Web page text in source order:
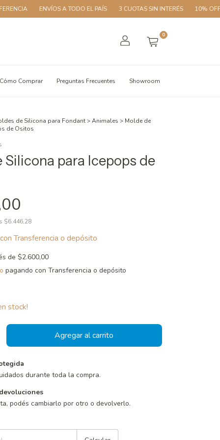
ENVÍOS A TODO EL PAÍS 3 CUOTAS SIN INTERÉS 10% OFF CON
0
Cómo Comprar Preguntas Frecuentes Showroom
de Silicona para Fondant > Animales > Molde de
de Ositos
Silicona para Icepops de
$6.446,28
con Transferencia o depósito
de $2.600,00
pagando con Transferencia o depósito
stock!
durante toda la compra.
podés cambiarlo por otro o devolverlo.